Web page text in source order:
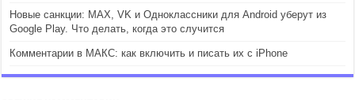
Новые санкции: MAX, VK и Одноклассники для Android уберут из
Google Play. Что делать, когда это случится
Комментарии в МАКС: как включить и писать их с iPhone